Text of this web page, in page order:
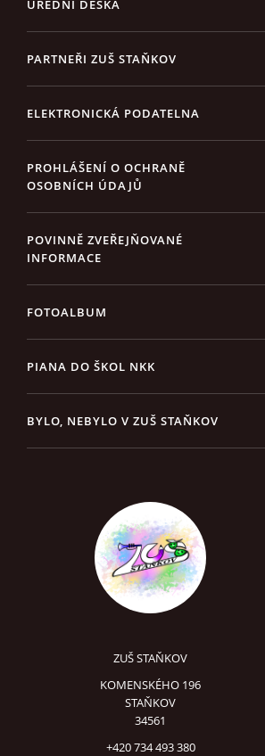
ÚŘEDNÍ DESKA
PARTNEŘI ZUŠ STAŇKOV
ELEKTRONICKÁ PODATELNA
PROHLÁŠENÍ O OCHRANĚ
OSOBNÍCH ÚDAJŮ
POVINNĚ ZVEŘEJŇOVANÉ
INFORMACE
FOTOALBUM
PIANA DO ŠKOL NKK
BYLO, NEBYLO V ZUŠ STAŇKOV
ZUŠ STAŇKOV
KOMENSKÉHO 196
STAŇKOV
34561
+420 734 493 380